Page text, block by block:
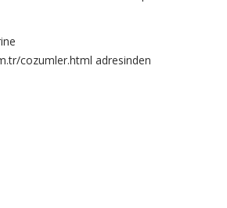
cozumler.html adresinden